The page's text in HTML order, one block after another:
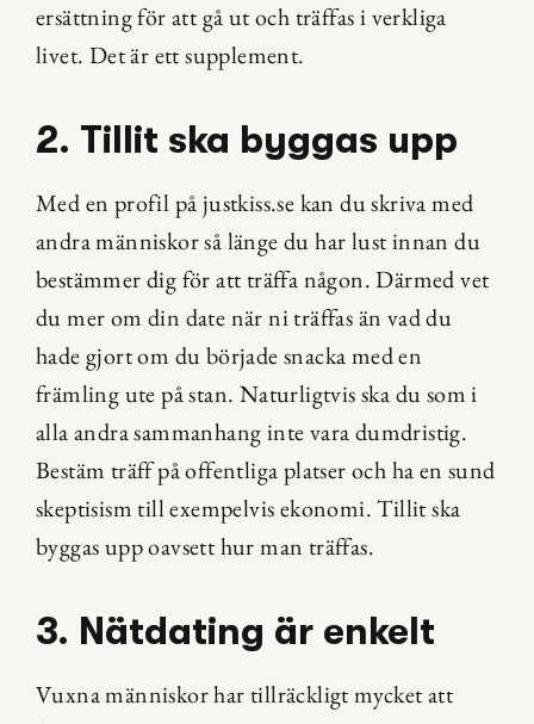
ersättning för att gå ut och träffas i verkliga
livet. Det är ett supplement.
2. Tillit ska byggas upp
Med en profil på justkiss.se kan du skriva med
andra människor så länge du har lust innan du
bestämmer dig för att träffa någon. Därmed vet
du mer om din date när ni träffas än vad du
hade gjort om du började snacka med en
främling ute på stan. Naturligtvis ska du som i
alla andra sammanhang inte vara dumdristig.
Bestäm träff på offentliga platser och ha en sund
skeptisism till exempelvis ekonomi. Tillit ska
byggas upp oavsett hur man träffas.
3. Nätdating är enkelt
Vuxna människor har tillräckligt mycket att